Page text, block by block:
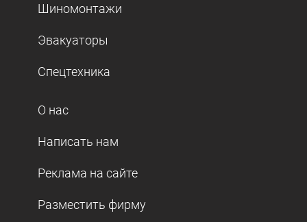
Шиномонтажи
Эвакуаторы
Спецтехника
О нас
Написать нам
Реклама на сайте
Разместить фирму